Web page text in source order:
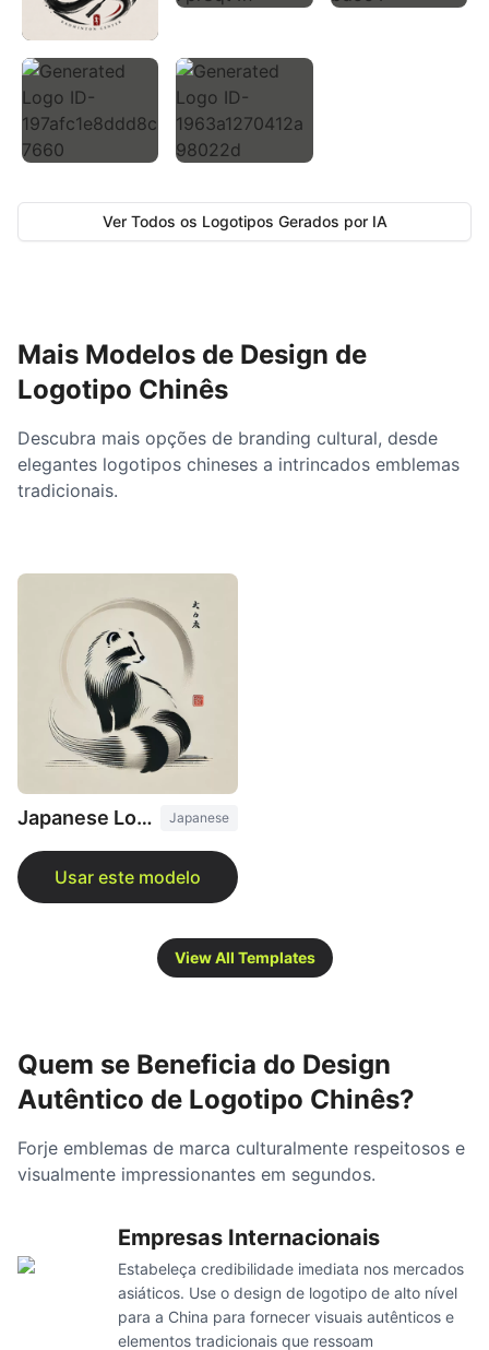
Ver Todos os Logotipos Gerados por IA
Mais Modelos de Design de
Logotipo Chinês
Descubra mais opções de branding cultural, desde
elegantes logotipos chineses a intrincados emblemas
tradicionais.
Japanese Logo Maker Japanese
View All Templates
Quem se Beneficia do Design
Autêntico de Logotipo Chinês?
Forje emblemas de marca culturalmente respeitosos e
visualmente impressionantes em segundos.
Empresas Internacionais
Estabeleça credibilidade imediata nos mercados
asiáticos. Use o design de logotipo de alto nível
para a China para fornecer visuais autênticos e
elementos tradicionais que ressoam